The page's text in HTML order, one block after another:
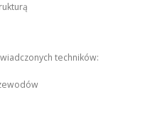
techników: